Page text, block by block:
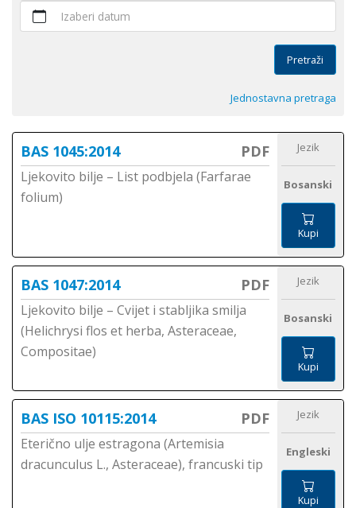
Izaberi datum
Pretraži
Jednostavna pretraga
BAS 1045:2014 PDF
Ljekovito bilje – List podbjela (Farfarae
folium)
Jezik
Bosanski
Kupi
BAS 1047:2014 PDF
Ljekovito bilje – Cvijet i stabljika smilja
(Helichrysi flos et herba, Asteraceae,
Compositae)
Jezik
Bosanski
Kupi
BAS ISO 10115:2014 PDF
Eterično ulje estragona (Artemisia
dracunculus L., Asteraceae), francuski tip
Jezik
Engleski
Kupi